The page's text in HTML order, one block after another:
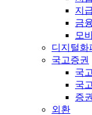
지
금
모
디지털화
국고증권
국
국
증
외환